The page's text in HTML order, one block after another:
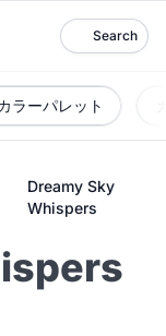
Search
ラーパレット
Dreamy Sky
Whispers